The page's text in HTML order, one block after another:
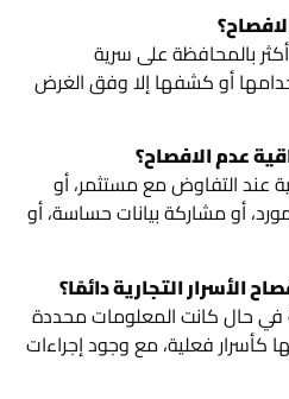
بالمحافظة على سرية
أو كشفها إلا وفق الغرض
عدم الافصاح؟
عند التفاوض مع مستثمر، أو
أو مشاركة بيانات حساسة، أو
الأسرار التجارية دائمًا؟
في حال كانت المعلومات محددة
كأسرار فعلية، مع وجود إجراءات